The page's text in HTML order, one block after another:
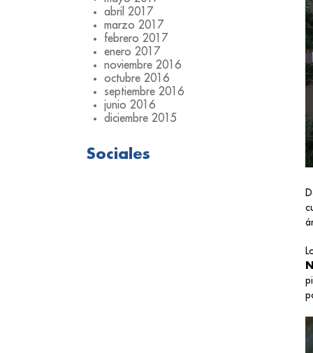
abril 2017
marzo 2017
febrero 2017
enero 2017
noviembre 2016
octubre 2016
septiembre 2016
junio 2016
diciembre 2015
Sociales